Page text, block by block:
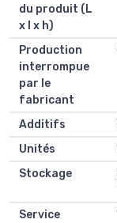
du produit (L
x l x h)
Production
interrompue
par le
fabricant
Additifs
Unités
Stockage
Service